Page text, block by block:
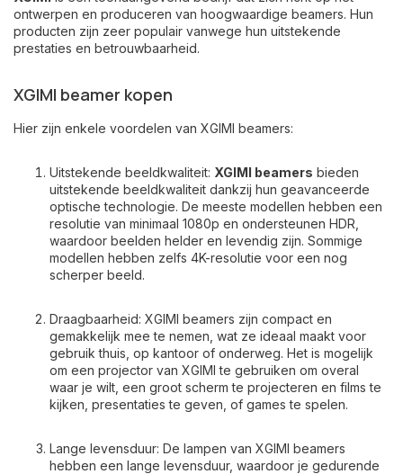
ontwerpen en produceren van hoogwaardige beamers. Hun
producten zijn zeer populair vanwege hun uitstekende
prestaties en betrouwbaarheid.
XGIMI beamer kopen
Hier zijn enkele voordelen van XGIMI beamers:
Uitstekende beeldkwaliteit: XGIMI beamers bieden
uitstekende beeldkwaliteit dankzij hun geavanceerde
optische technologie. De meeste modellen hebben een
resolutie van minimaal 1080p en ondersteunen HDR,
waardoor beelden helder en levendig zijn. Sommige
modellen hebben zelfs 4K-resolutie voor een nog
scherper beeld.
Draagbaarheid: XGIMI beamers zijn compact en
gemakkelijk mee te nemen, wat ze ideaal maakt voor
gebruik thuis, op kantoor of onderweg. Het is mogelijk
om een ​​projector van XGIMI te gebruiken om overal
waar je wilt, een groot scherm te projecteren en films te
kijken, presentaties te geven, of games te spelen.
Lange levensduur: De lampen van XGIMI beamers
hebben een lange levensduur, waardoor je gedurende